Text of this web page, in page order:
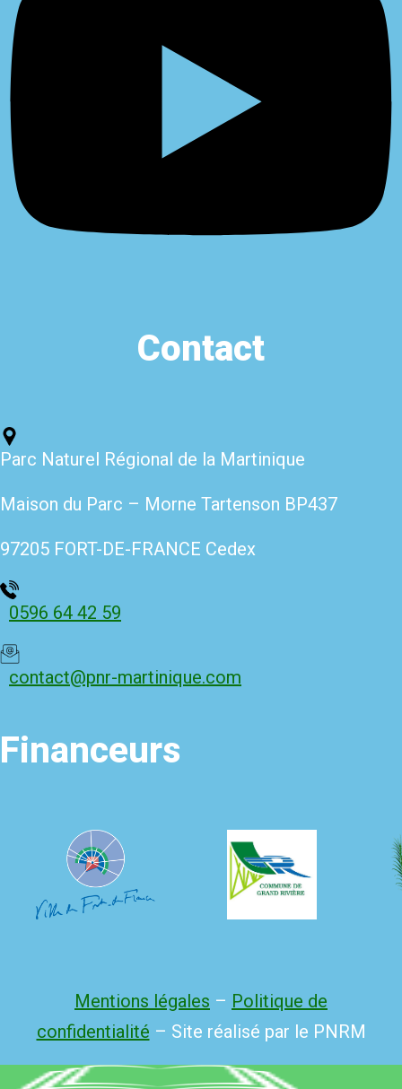
Contact
Parc Naturel Régional de la Martinique
Maison du Parc – Morne Tartenson BP437
97205 FORT-DE-FRANCE Cedex
0596 64 42 59
contact@pnr-martinique.com
Financeurs
Mentions légales – Politique de
confidentialité – Site réalisé par le PNRM